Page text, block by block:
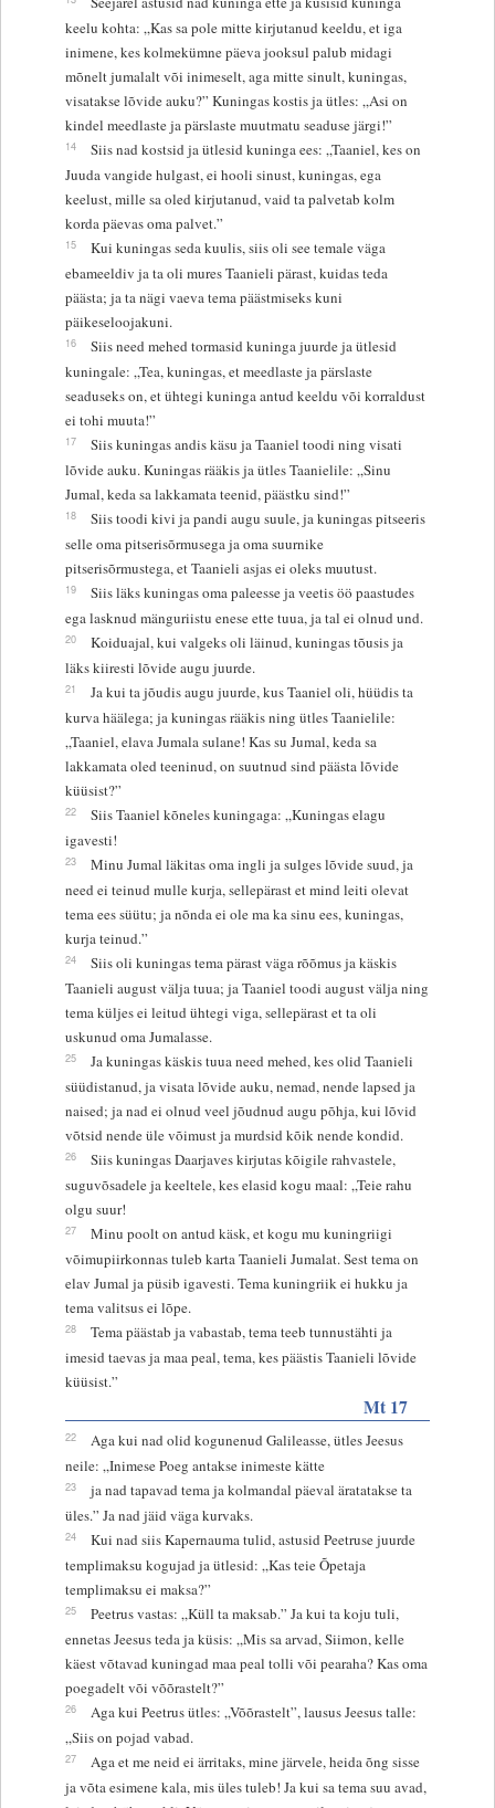
keelu kohta: „Kas sa pole mitte kirjutanud keeldu, et iga
inimene, kes kolmekümne päeva jooksul palub midagi
mõnelt jumalalt või inimeselt, aga mitte sinult, kuningas,
visatakse lõvide auku?” Kuningas kostis ja ütles: „Asi on
kindel meedlaste ja pärslaste muutmatu seaduse järgi!”
14
Siis nad kostsid ja ütlesid kuninga ees: „Taaniel, kes on
Juuda vangide hulgast, ei hooli sinust, kuningas, ega
keelust, mille sa oled kirjutanud, vaid ta palvetab kolm
korda päevas oma palvet.”
15
Kui kuningas seda kuulis, siis oli see temale väga
ebameeldiv ja ta oli mures Taanieli pärast, kuidas teda
päästa; ja ta nägi vaeva tema päästmiseks kuni
päikeseloojakuni.
16
Siis need mehed tormasid kuninga juurde ja ütlesid
kuningale: „Tea, kuningas, et meedlaste ja pärslaste
seaduseks on, et ühtegi kuninga antud keeldu või korraldust
ei tohi muuta!”
17
Siis kuningas andis käsu ja Taaniel toodi ning visati
lõvide auku. Kuningas rääkis ja ütles Taanielile: „Sinu
Jumal, keda sa lakkamata teenid, päästku sind!”
18
Siis toodi kivi ja pandi augu suule, ja kuningas pitseeris
selle oma pitserisõrmusega ja oma suurnike
pitserisõrmustega, et Taanieli asjas ei oleks muutust.
19
Siis läks kuningas oma paleesse ja veetis öö paastudes
ega lasknud mänguriistu enese ette tuua, ja tal ei olnud und.
20
Koiduajal, kui valgeks oli läinud, kuningas tõusis ja
läks kiiresti lõvide augu juurde.
21
Ja kui ta jõudis augu juurde, kus Taaniel oli, hüüdis ta
kurva häälega; ja kuningas rääkis ning ütles Taanielile:
„Taaniel, elava Jumala sulane! Kas su Jumal, keda sa
lakkamata oled teeninud, on suutnud sind päästa lõvide
küüsist?”
22
Siis Taaniel kõneles kuningaga: „Kuningas elagu
igavesti!
23
Minu Jumal läkitas oma ingli ja sulges lõvide suud, ja
need ei teinud mulle kurja, sellepärast et mind leiti olevat
tema ees süütu; ja nõnda ei ole ma ka sinu ees, kuningas,
kurja teinud.”
24
Siis oli kuningas tema pärast väga rõõmus ja käskis
Taanieli august välja tuua; ja Taaniel toodi august välja ning
tema küljes ei leitud ühtegi viga, sellepärast et ta oli
uskunud oma Jumalasse.
25
Ja kuningas käskis tuua need mehed, kes olid Taanieli
süüdistanud, ja visata lõvide auku, nemad, nende lapsed ja
naised; ja nad ei olnud veel jõudnud augu põhja, kui lõvid
võtsid nende üle võimust ja murdsid kõik nende kondid.
26
Siis kuningas Daarjaves kirjutas kõigile rahvastele,
suguvõsadele ja keeltele, kes elasid kogu maal: „Teie rahu
olgu suur!
27
Minu poolt on antud käsk, et kogu mu kuningriigi
võimupiirkonnas tuleb karta Taanieli Jumalat. Sest tema on
elav Jumal ja püsib igavesti. Tema kuningriik ei hukku ja
tema valitsus ei lõpe.
28
Tema päästab ja vabastab, tema teeb tunnustähti ja
imesid taevas ja maa peal, tema, kes päästis Taanieli lõvide
küüsist.”
Mt 17
22
Aga kui nad olid kogunenud Galileasse, ütles Jeesus
neile: „Inimese Poeg antakse inimeste kätte
23
ja nad tapavad tema ja kolmandal päeval äratatakse ta
üles.” Ja nad jäid väga kurvaks.
24
Kui nad siis Kapernauma tulid, astusid Peetruse juurde
templimaksu kogujad ja ütlesid: „Kas teie Õpetaja
templimaksu ei maksa?”
25
Peetrus vastas: „Küll ta maksab.” Ja kui ta koju tuli,
ennetas Jeesus teda ja küsis: „Mis sa arvad, Siimon, kelle
käest võtavad kuningad maa peal tolli või pearaha? Kas oma
poegadelt või võõrastelt?”
26
Aga kui Peetrus ütles: „Võõrastelt”, lausus Jeesus talle:
„Siis on pojad vabad.
27
Aga et me neid ei ärritaks, mine järvele, heida õng sisse
ja võta esimene kala, mis üles tuleb! Ja kui sa tema suu avad,